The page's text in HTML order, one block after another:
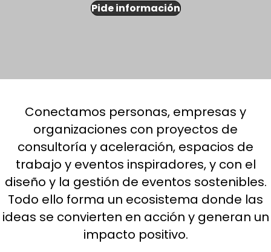
Pide información
Conectamos personas, empresas y
organizaciones con proyectos de
consultoría y aceleración, espacios de
trabajo y eventos inspiradores, y con el
diseño y la gestión de eventos sostenibles.
Todo ello forma un ecosistema donde las
ideas se convierten en acción y generan un
impacto positivo.